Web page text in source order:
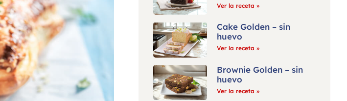
Ver la receta »
Cake Golden – sin
huevo
Ver la receta »
Brownie Golden – sin
huevo
Ver la receta »